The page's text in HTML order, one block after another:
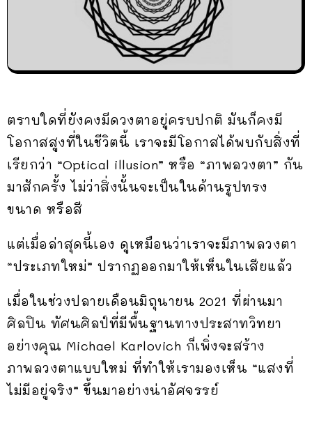
ตราบใดที่ยังคงมีดวงตาอยู่ครบปกติ มันก็คงมี
โอกาสสูงที่ในชีวิตนี้ เราจะมีโอกาสได้พบกับสิ่งที่
เรียกว่า “Optical illusion” หรือ “ภาพลวงตา” กัน
มาสักครั้ง ไม่ว่าสิ่งนั้นจะเป็นในด้านรูปทรง
ขนาด หรือสี
แต่เมื่อล่าสุดนี้เอง ดูเหมือนว่าเราจะมีภาพลวงตา
“ประเภทใหม่” ปรากฏออกมาให้เห็นในเสียแล้ว
เมื่อในช่วงปลายเดือนมิถุนายน 2021 ที่ผ่านมา
ศิลปิน ทัศนศิลป์ที่มีพื้นฐานทางประสาทวิทยา
อย่างคุณ Michael Karlovich ก็เพิ่งจะสร้าง
ภาพลวงตาแบบใหม่ ที่ทำให้เรามองเห็น “แสงที่
ไม่มีอยู่จริง” ขึ้นมาอย่างน่าอัศจรรย์